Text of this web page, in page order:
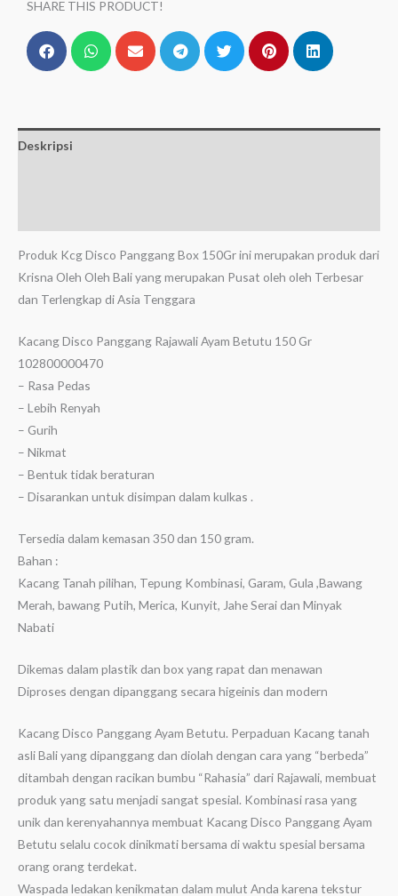
SHARE THIS PRODUCT!
Deskripsi
Produk Kcg Disco Panggang Box 150Gr ini merupakan produk dari
Krisna Oleh Oleh Bali yang merupakan Pusat oleh oleh Terbesar
dan Terlengkap di Asia Tenggara
Kacang Disco Panggang Rajawali Ayam Betutu 150 Gr
102800000470
– Rasa Pedas
– Lebih Renyah
– Gurih
– Nikmat
– Bentuk tidak beraturan
– Disarankan untuk disimpan dalam kulkas .
Tersedia dalam kemasan 350 dan 150 gram.
Bahan :
Kacang Tanah pilihan, Tepung Kombinasi, Garam, Gula ,Bawang
Merah, bawang Putih, Merica, Kunyit, Jahe Serai dan Minyak
Nabati
Dikemas dalam plastik dan box yang rapat dan menawan
Diproses dengan dipanggang secara higeinis dan modern
Kacang Disco Panggang Ayam Betutu. Perpaduan Kacang tanah
asli Bali yang dipanggang dan diolah dengan cara yang “berbeda”
ditambah dengan racikan bumbu “Rahasia” dari Rajawali, membuat
produk yang satu menjadi sangat spesial. Kombinasi rasa yang
unik dan kerenyahannya membuat Kacang Disco Panggang Ayam
Betutu selalu cocok dinikmati bersama di waktu spesial bersama
orang orang terdekat.
Waspada ledakan kenikmatan dalam mulut Anda karena tekstur